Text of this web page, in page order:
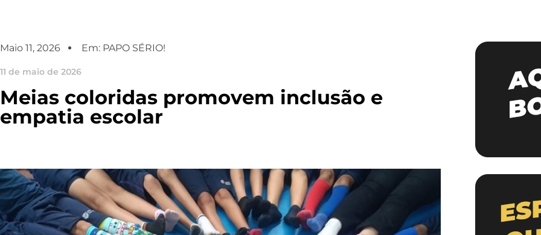
Maio 11, 2026 Em: PAPO SÉRIO!
11 de maio de 2026
Meias coloridas promovem inclusão e
empatia escolar